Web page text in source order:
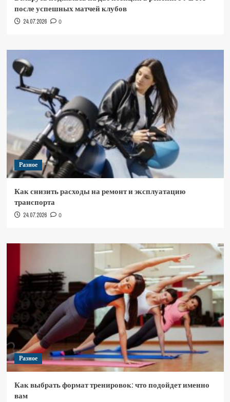
после успешных матчей клубов
24.07.2026 0
Разное
Как снизить расходы на ремонт и эксплуатацию
транспорта
24.07.2026 0
Разное
Как выбрать формат тренировок: что подойдет именно
вам